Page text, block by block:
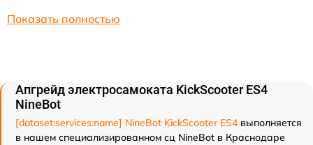
Показать полностью
Апгрейд электросамоката KickScooter ES4
NineBot
[dataset:services:name] NineBot KickScooter ES4 выполняется
в нашем специализированном сц NineBot в Краснодаре